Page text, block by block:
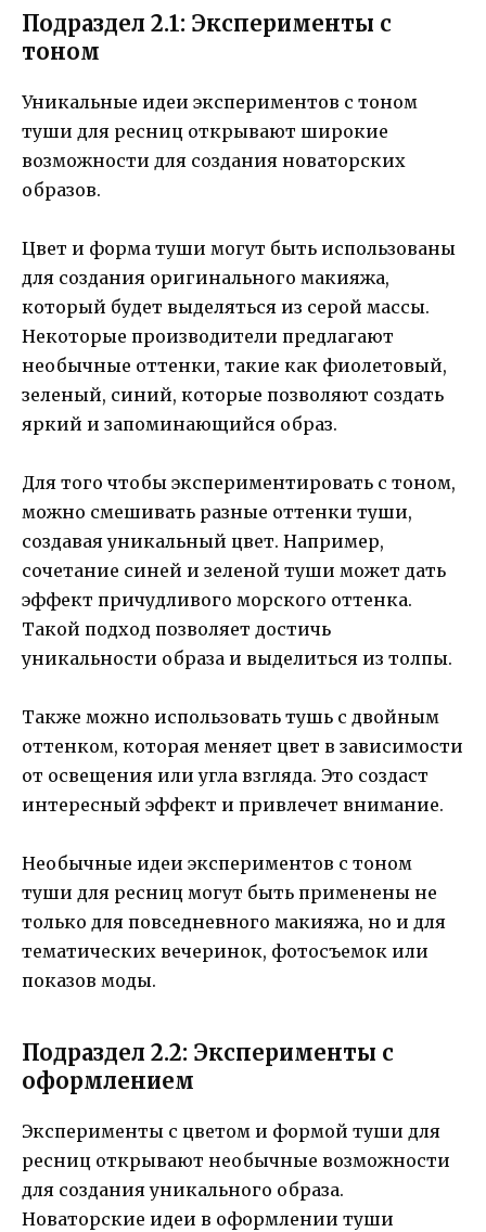
Подраздел 2.1: Эксперименты с
тоном
Уникальные идеи экспериментов с тоном
туши для ресниц открывают широкие
возможности для создания новаторских
образов.
Цвет и форма туши могут быть использованы
для создания оригинального макияжа,
который будет выделяться из серой массы.
Некоторые производители предлагают
необычные оттенки, такие как фиолетовый,
зеленый, синий, которые позволяют создать
яркий и запоминающийся образ.
Для того чтобы экспериментировать с тоном,
можно смешивать разные оттенки туши,
создавая уникальный цвет. Например,
сочетание синей и зеленой туши может дать
эффект причудливого морского оттенка.
Такой подход позволяет достичь
уникальности образа и выделиться из толпы.
Также можно использовать тушь с двойным
оттенком, которая меняет цвет в зависимости
от освещения или угла взгляда. Это создаст
интересный эффект и привлечет внимание.
Необычные идеи экспериментов с тоном
туши для ресниц могут быть применены не
только для повседневного макияжа, но и для
тематических вечеринок, фотосъемок или
показов моды.
Подраздел 2.2: Эксперименты с
оформлением
Эксперименты с цветом и формой туши для
ресниц открывают необычные возможности
для создания уникального образа.
Новаторские идеи в оформлении туши